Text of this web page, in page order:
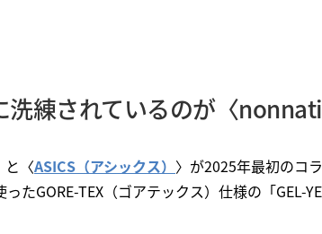
洗練されているのが〈
と〈ASICS（アシックス） 〉が2025年最初のコ
たGORE-TEX（ゴアテックス）仕様の「GEL-